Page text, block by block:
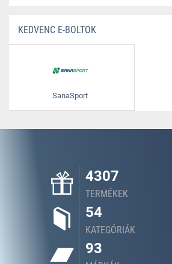
KEDVENC E-BOLTOK
SanaSport
4307
TERMÉKEK
54
KATEGÓRIÁK
93